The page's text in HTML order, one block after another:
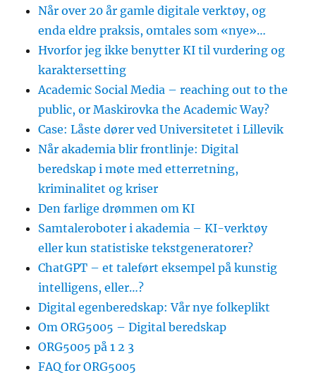
Når over 20 år gamle digitale verktøy, og
enda eldre praksis, omtales som «nye»…
Hvorfor jeg ikke benytter KI til vurdering og
karaktersetting
Academic Social Media – reaching out to the
public, or Maskirovka the Academic Way?
Case: Låste dører ved Universitetet i Lillevik
Når akademia blir frontlinje: Digital
beredskap i møte med etterretning,
kriminalitet og kriser
Den farlige drømmen om KI
Samtaleroboter i akademia – KI-verktøy
eller kun statistiske tekstgeneratorer?
ChatGPT – et taleført eksempel på kunstig
intelligens, eller…?
Digital egenberedskap: Vår nye folkeplikt
Om ORG5005 – Digital beredskap
ORG5005 på 1 2 3
FAQ for ORG5005